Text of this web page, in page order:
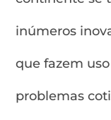
inúmeros
que fazem
problemas